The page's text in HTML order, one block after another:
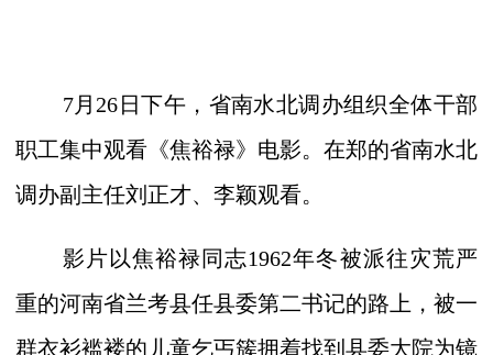
7月 26 日下午，省南水北调办组织全体干部
职工集中观看《焦裕禄》电影。在郑的省南水北
调办副主任刘正才、李颖观看。
影片以焦裕禄同志1962年冬被派往灾荒严
重的河南省兰考县任县委第二书记的路上，被一
群衣衫褴褛的儿童乞丐簇拥着找到县委大院为镜